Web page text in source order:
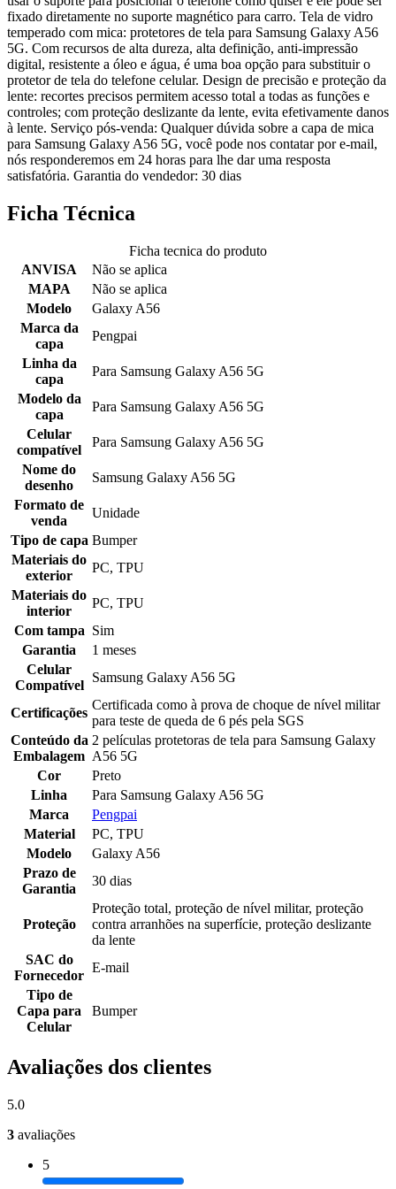
fixado diretamente no suporte magnético para carro. Tela de vidro
temperado com mica: protetores de tela para Samsung Galaxy A56
5G. Com recursos de alta dureza, alta definição, anti-impressão
digital, resistente a óleo e água, é uma boa opção para substituir o
protetor de tela do telefone celular. Design de precisão e proteção da
lente: recortes precisos permitem acesso total a todas as funções e
controles; com proteção deslizante da lente, evita efetivamente danos
à lente. Serviço pós-venda: Qualquer dúvida sobre a capa de mica
para Samsung Galaxy A56 5G, você pode nos contatar por e-mail,
nós responderemos em 24 horas para lhe dar uma resposta
satisfatória. Garantia do vendedor: 30 dias
Ficha Técnica
Ficha tecnica do produto
ANVISA
Não se aplica
MAPA
Não se aplica
Modelo
Galaxy A56
Marca da
capa
Pengpai
Linha da
capa
Para Samsung Galaxy A56 5G
Modelo da
capa
Para Samsung Galaxy A56 5G
Celular
compatível
Para Samsung Galaxy A56 5G
Nome do
desenho
Samsung Galaxy A56 5G
Formato de
venda
Unidade
Tipo de capa Bumper
Materiais do
exterior
PC, TPU
Materiais do
interior
PC, TPU
Com tampa Sim
Garantia
1 meses
Celular
Compatível
Samsung Galaxy A56 5G
Certificações
Certificada como à prova de choque de nível militar
para teste de queda de 6 pés pela SGS
Conteúdo da
Embalagem
2 películas protetoras de tela para Samsung Galaxy
A56 5G
Cor
Preto
Linha
Para Samsung Galaxy A56 5G
Marca
Pengpai
Material
PC, TPU
Modelo
Galaxy A56
Prazo de
Garantia
30 dias
Proteção
Proteção total, proteção de nível militar, proteção
contra arranhões na superfície, proteção deslizante
da lente
SAC do
Fornecedor
E-mail
Tipo de
Capa para
Celular
Bumper
Avaliações dos clientes
5.0
3 avaliações
5